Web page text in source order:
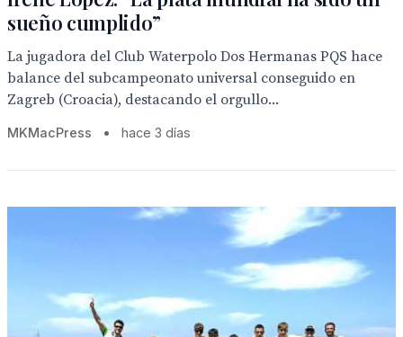
sueño cumplido”
La jugadora del Club Waterpolo Dos Hermanas PQS hace
balance del subcampeonato universal conseguido en
Zagreb (Croacia), destacando el orgullo...
MKMacPress • hace 3 días